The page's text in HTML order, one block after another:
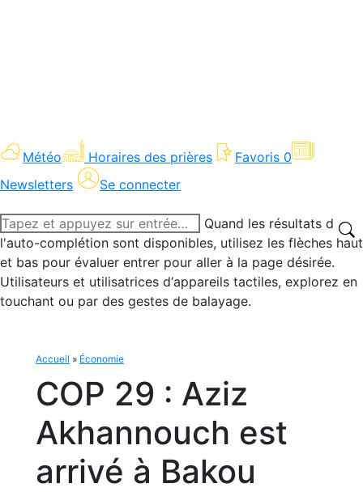
Météo Horaires des prières Favoris 0
Newsletters
Se connecter
Recherche
:
Quand les résultats de
l'auto-complétion sont disponibles, utilisez les flèches haut
et bas pour évaluer entrer pour aller à la page désirée.
Utilisateurs et utilisatrices d‘appareils tactiles, explorez en
touchant ou par des gestes de balayage.
Accueil » Économie
COP 29 : Aziz
Akhannouch est
arrivé à Bakou